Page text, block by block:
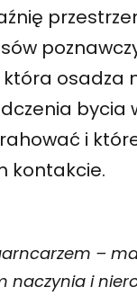
która osadza
bycia
i
kontakcie.
–
naczynia i